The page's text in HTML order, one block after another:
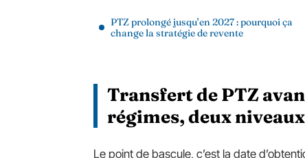
PTZ prolongé jusqu’en 2027 : pourquoi ça
change la stratégie de revente
Transfert de PTZ
régimes, deux
Le point de bascule, c’est la date